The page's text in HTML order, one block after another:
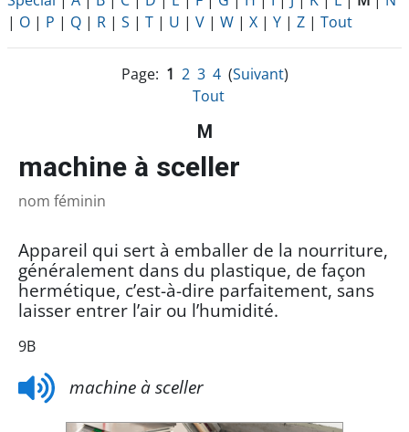
| O | P | Q | R | S | T | U | V | W | X | Y | Z | Tout
Page: 1 2 3 4(Suivant)
Tout
M
machine à sceller
nom féminin
Appareil qui sert à emballer de la nourriture,
généralement dans du plastique, de façon
hermétique, c’est-à-dire parfaitement, sans
laisser entrer l’air ou l’humidité.
9B
machine à sceller